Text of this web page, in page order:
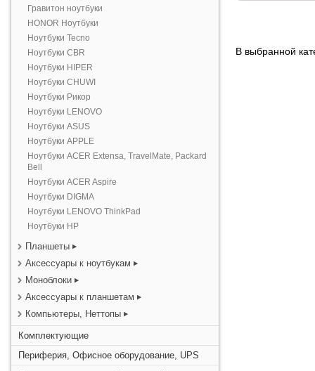
Гравитон ноутбуки
HONOR Ноутбуки
Ноутбуки Tecno
Ноутбуки CBR
Ноутбуки HIPER
Ноутбуки CHUWI
Ноутбуки Рикор
Ноутбуки LENOVO
Ноутбуки ASUS
Ноутбуки APPLE
Ноутбуки ACER Extensa, TravelMate, Packard
Bell
Ноутбуки ACER Aspire
Ноутбуки DIGMA
Ноутбуки LENOVO ThinkPad
Ноутбуки HP
Планшеты
Аксессуары к ноутбукам
Моноблоки
Аксессуары к планшетам
Компьютеры, Неттопы
Комплектующие
Периферия, Офисное оборудование, UPS
В выбранной